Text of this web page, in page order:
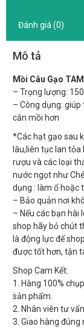
Đánh giá (0)
Mô tả
Mồi Câu Gạo
– Trọng lượng:
– Công dụng:
cắn mồi hơn
*Các hạt gạo sau
lâu,liên tục lan
rượu và các loại
nước ngọt như
dụng : làm ổ hoặc
– Bảo quản nơi
– Nếu các bạn hài
shop hãy bỏ chút
là động lực để
được tốt hơn, tận
Shop Cam Kết:
1. Hàng 100%
sản phẩm.
2. Nhân viên tư
3. Giao hàng